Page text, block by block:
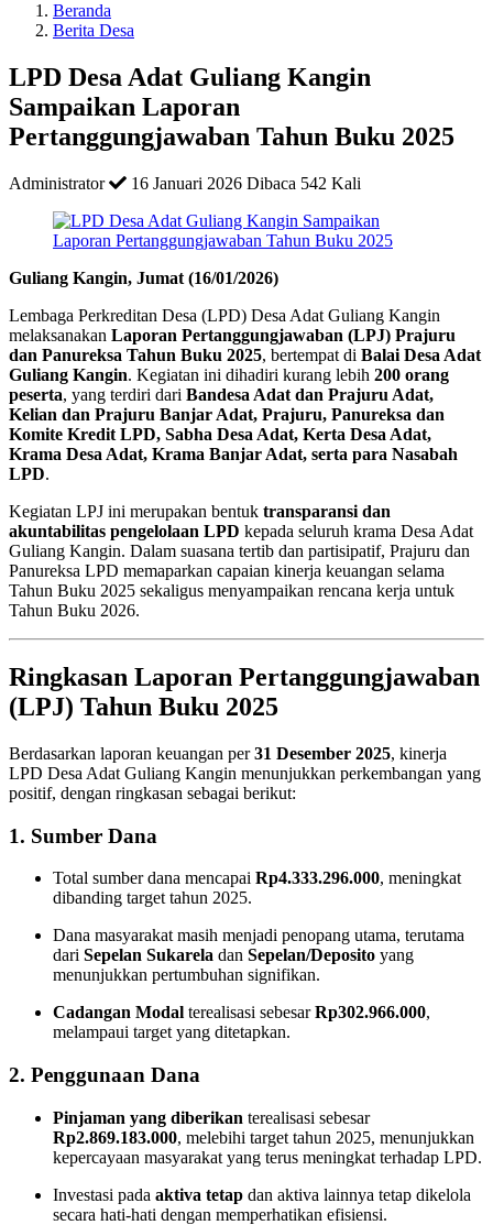
Beranda
Berita Desa
LPD Desa Adat Guliang Kangin
Sampaikan Laporan
Pertanggungjawaban Tahun Buku 2025
Administrator 16 Januari 2026 Dibaca 542 Kali
Guliang Kangin, Jumat (16/01/2026)
Lembaga Perkreditan Desa (LPD) Desa Adat Guliang Kangin
melaksanakan Laporan Pertanggungjawaban (LPJ) Prajuru
dan Panureksa Tahun Buku 2025, bertempat di Balai Desa Adat
Guliang Kangin. Kegiatan ini dihadiri kurang lebih 200 orang
peserta, yang terdiri dari Bandesa Adat dan Prajuru Adat,
Kelian dan Prajuru Banjar Adat, Prajuru, Panureksa dan
Komite Kredit LPD, Sabha Desa Adat, Kerta Desa Adat,
Krama Desa Adat, Krama Banjar Adat, serta para Nasabah
LPD.
Kegiatan LPJ ini merupakan bentuk transparansi dan
akuntabilitas pengelolaan LPD kepada seluruh krama Desa Adat
Guliang Kangin. Dalam suasana tertib dan partisipatif, Prajuru dan
Panureksa LPD memaparkan capaian kinerja keuangan selama
Tahun Buku 2025 sekaligus menyampaikan rencana kerja untuk
Tahun Buku 2026.
Ringkasan Laporan Pertanggungjawaban
(LPJ) Tahun Buku 2025
Berdasarkan laporan keuangan per31 Desember 2025, kinerja
LPD Desa Adat Guliang Kangin menunjukkan perkembangan yang
positif, dengan ringkasan sebagai berikut:
1. Sumber Dana
Total sumber dana mencapai Rp4.333.296.000, meningkat
dibanding target tahun 2025.
Dana masyarakat masih menjadi penopang utama, terutama
dari Sepelan Sukarela dan Sepelan/Deposito yang
menunjukkan pertumbuhan signifikan.
Cadangan Modal terealisasi sebesarRp302.966.000,
melampaui target yang ditetapkan.
2. Penggunaan Dana
Pinjaman yang diberikan terealisasi sebesar
Rp2.869.183.000, melebihi target tahun 2025, menunjukkan
kepercayaan masyarakat yang terus meningkat terhadap LPD.
Investasi pada aktiva tetap dan aktiva lainnya tetap dikelola
secara hati-hati dengan memperhatikan efisiensi.